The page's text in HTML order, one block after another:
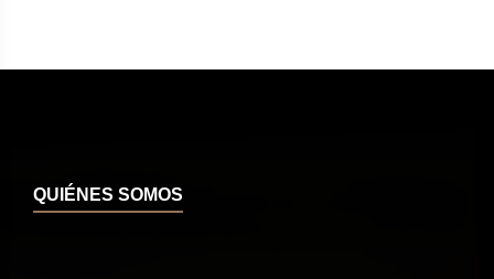
QUIÉNES SOMOS